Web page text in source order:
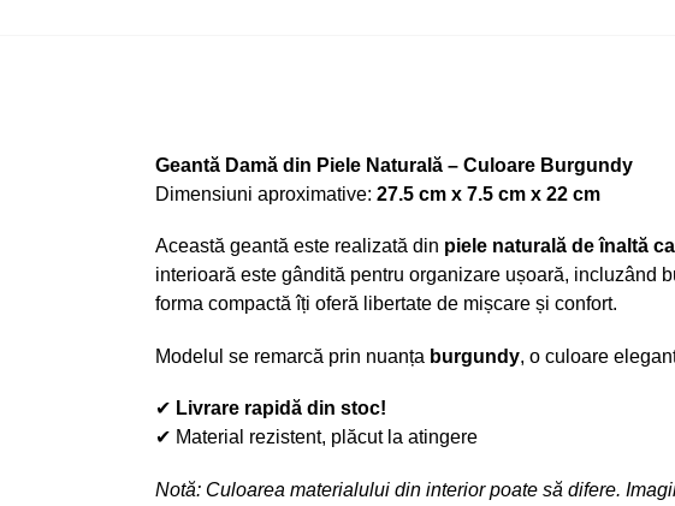
Geantă Damă din Piele Naturală – Culoare Burgundy
Dimensiuni aproximative: 27.5 cm x 7.5 cm x 22 cm
Această geantă este realizată din piele naturală de înaltă
interioară este gândită pentru organizare ușoară, incluzând
forma compactă îți oferă libertate de mișcare și confort.
Modelul se remarcă prin nuanța burgundy, o culoare
✔ Livrare rapidă din stoc!
✔ Material rezistent, plăcut la atingere
Notă: Culoarea materialului din interior poate să difere.